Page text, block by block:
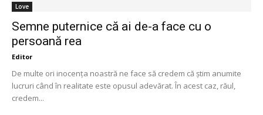
Love
Semne puternice că ai de-a face cu o
persoană rea
Editor
De multe ori inocența noastră ne face să credem că știm anumite
lucruri când în realitate este opusul adevărat. În acest caz, răul,
credem...